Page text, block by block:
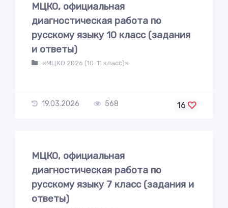
МЦКО, официальная
диагностическая работа по
русскому языку 10 класс (задания
и ответы)
«МЦКО 2026 (10-11 класс)»
19.03.2026 568 16
МЦКО, официальная
диагностическая работа по
русскому языку 7 класс (задания и
ответы)